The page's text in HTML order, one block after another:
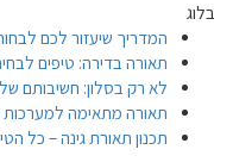
בלוג
המדריך שיעזור לכם
תאורה בדירה: טיפים
לא רק בסלון: חשיבותם של
תאורה מתאימה למערכות
תכנון תאורת גינה – כל